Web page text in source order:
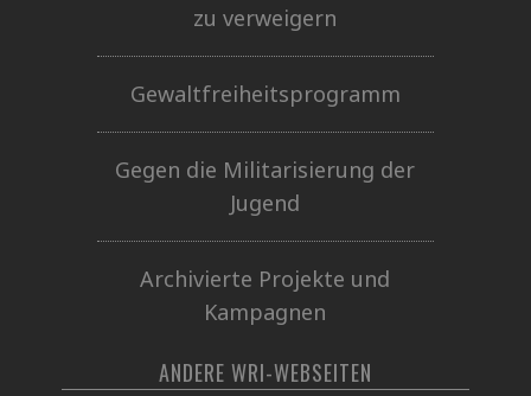
zu verweigern
Gewaltfreiheitsprogramm
Gegen die Militarisierung der
Jugend
Archivierte Projekte und
Kampagnen
ANDERE WRI-WEBSEITEN